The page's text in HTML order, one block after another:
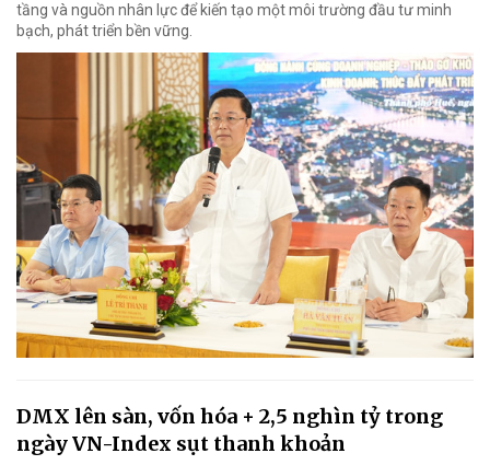
tầng và nguồn nhân lực để kiến tạo một môi trường đầu tư minh
bạch, phát triển bền vững.
DMX lên sàn, vốn hóa + 2,5 nghìn tỷ trong
ngày VN-Index sụt thanh khoản